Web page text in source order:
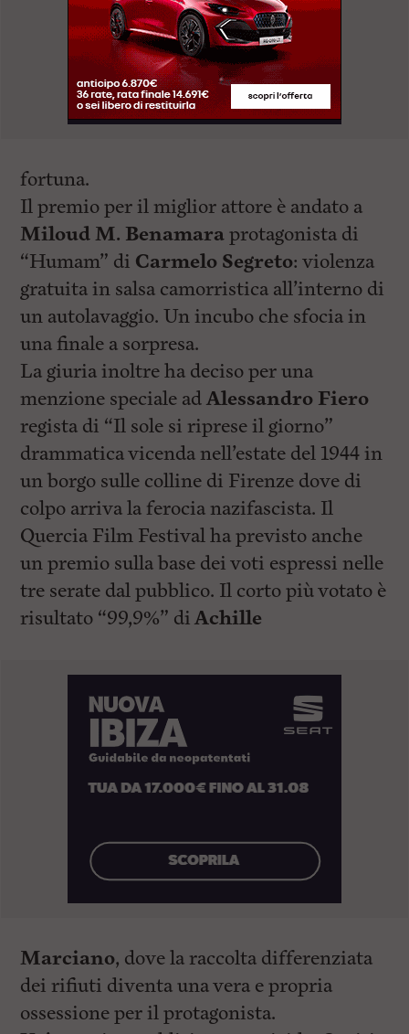
fortuna.
Il premio per il miglior attore è andato a
Miloud M. Benamaraprotagonista di
“Humam” di Carmelo Segreto: violenza
gratuita in salsa camorristica all’interno di
un autolavaggio. Un incubo che sfocia in
una finale a sorpresa.
La giuria inoltre ha deciso per una
menzione speciale adAlessandro Fiero
regista di “Il sole si riprese il giorno”
drammatica vicenda nell’estate del 1944 in
un borgo sulle colline di Firenze dove di
colpo arriva la ferocia nazifascista. Il
Quercia Film Festival ha previsto anche
un premio sulla base dei voti espressi nelle
tre serate dal pubblico. Il corto più votato è
risultato “99,9%” diAchille
Marciano, dove la raccolta differenziata
dei rifiuti diventa una vera e propria
ossessione per il protagonista.